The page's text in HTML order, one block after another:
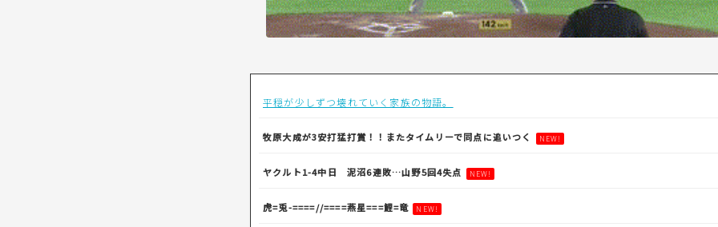
平穏が少しずつ壊れていく家族の物語。
牧原大成が3安打猛打賞！！またタイムリーで同点に追いつく NEW!
ヤクルト1-4中日 泥沼6連敗…山野5回4失点 NEW!
虎=兎-====//====燕星===鯉=竜 NEW!